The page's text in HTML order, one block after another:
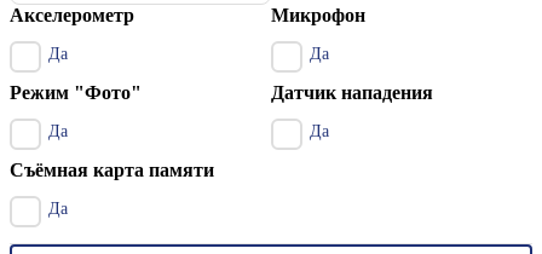
Акселерометр
Да
Микрофон
Да
Режим "Фото"
Да
Датчик нападения
Да
Съёмная карта памяти
Да